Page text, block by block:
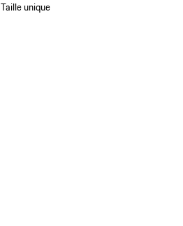
Taille unique